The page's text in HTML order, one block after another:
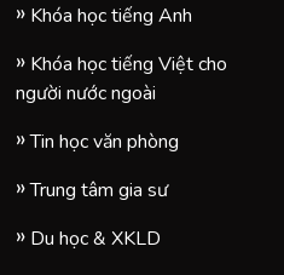
Khóa học tiếng Anh
Khóa học tiếng Việt cho
người nước ngoài
Tin học văn phòng
Trung tâm gia sư
Du học & XKLD